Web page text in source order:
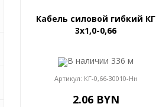
Кабель силовой гибкий КГ
3x1,0-0,66
В наличии 336 м
Артикул: КГ-0,66-30010-Нн
2.06 BYN